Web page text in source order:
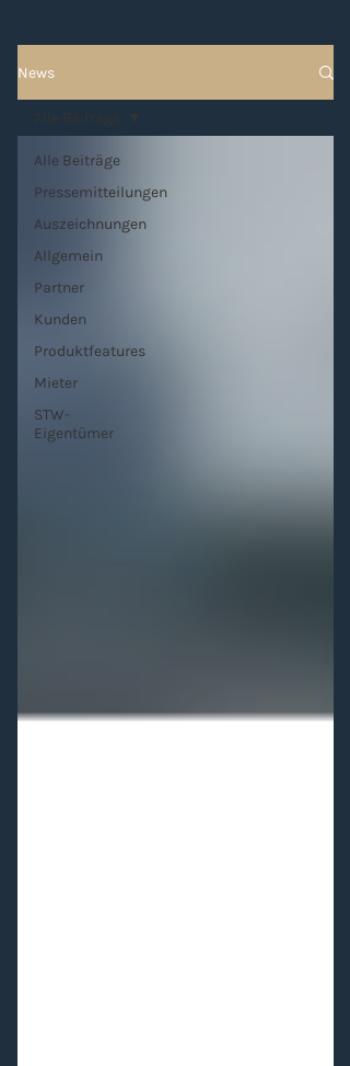
News
Alle Beiträge
Pressemitteilungen
Auszeichnungen
Allgemein
Partner
Kunden
Produktfeatures
Mieter
STW-
Eigentümer